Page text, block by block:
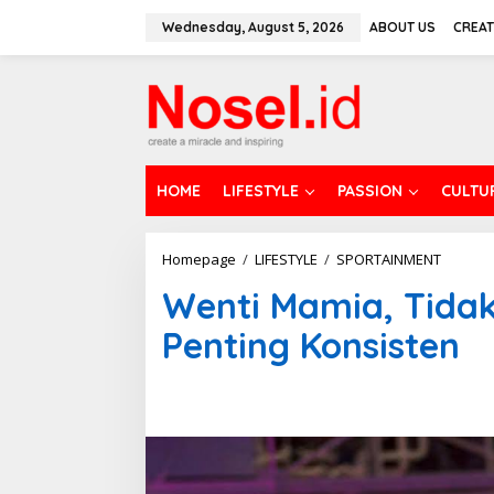
Wednesday, August 5, 2026 ABOUT US
HOME LIFESTYLE PASSION
Homepage / LIFESTYLE / SPORTAINMENT
n
t
i
M
a
T
Wenti Mamia,
Penting Konsisten